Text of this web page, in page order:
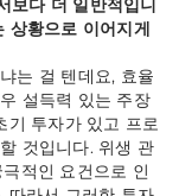
상황으로 이어지게
는 걸 텐데요, 효율
설득력 있는 주장
기 투자가 있고 프로
것입니다. 위생 관
적인 요건으로 인